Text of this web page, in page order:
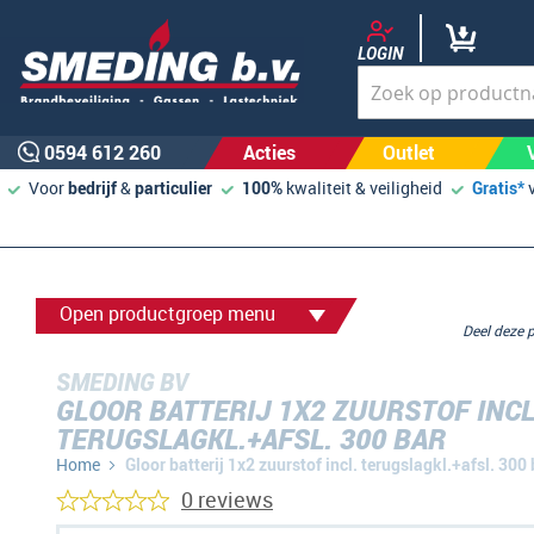
LOGIN
0594 612 260 Acties Outlet
Voorbedrijf&particulier 100% kwaliteit & veiligheid Gratis*
Open productgroep menu
SMEDING BV
GLOOR BATTERIJ 1X2 ZUURSTOF
TERUGSLAGKL.+AFSL. 300 BAR
Home Gloor batterij 1x2 zuurstof incl. terugslagkl.+afsl. 300
Deel
0 reviews